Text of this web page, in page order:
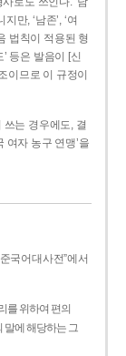
만, ‘남존’, ‘여
법칙이 적용된 형
등은 발음이 [신
이므로 이 규정이
는 경우에도, 결
여자 농구 연맹’을
국어대사전”에서
를 위하여 편의
말에 해당하는 그